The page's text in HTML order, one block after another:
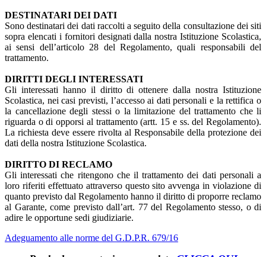
DESTINATARI DEI DATI
Sono destinatari dei dati raccolti a seguito della consultazione dei siti
sopra elencati i fornitori designati dalla nostra Istituzione Scolastica,
ai sensi dell’articolo 28 del Regolamento, quali responsabili del
trattamento.
DIRITTI DEGLI INTERESSATI
Gli interessati hanno il diritto di ottenere dalla nostra Istituzione
Scolastica, nei casi previsti, l’accesso ai dati personali e la rettifica o
la cancellazione degli stessi o la limitazione del trattamento che li
riguarda o di opporsi al trattamento (artt. 15 e ss. del Regolamento).
La richiesta deve essere rivolta al Responsabile della protezione dei
dati della nostra Istituzione Scolastica.
DIRITTO DI RECLAMO
Gli interessati che ritengono che il trattamento dei dati personali a
loro riferiti effettuato attraverso questo sito avvenga in violazione di
quanto previsto dal Regolamento hanno il diritto di proporre reclamo
al Garante, come previsto dall’art. 77 del Regolamento stesso, o di
adire le opportune sedi giudiziarie.
Adeguamento alle norme del G.D.P.R. 679/16